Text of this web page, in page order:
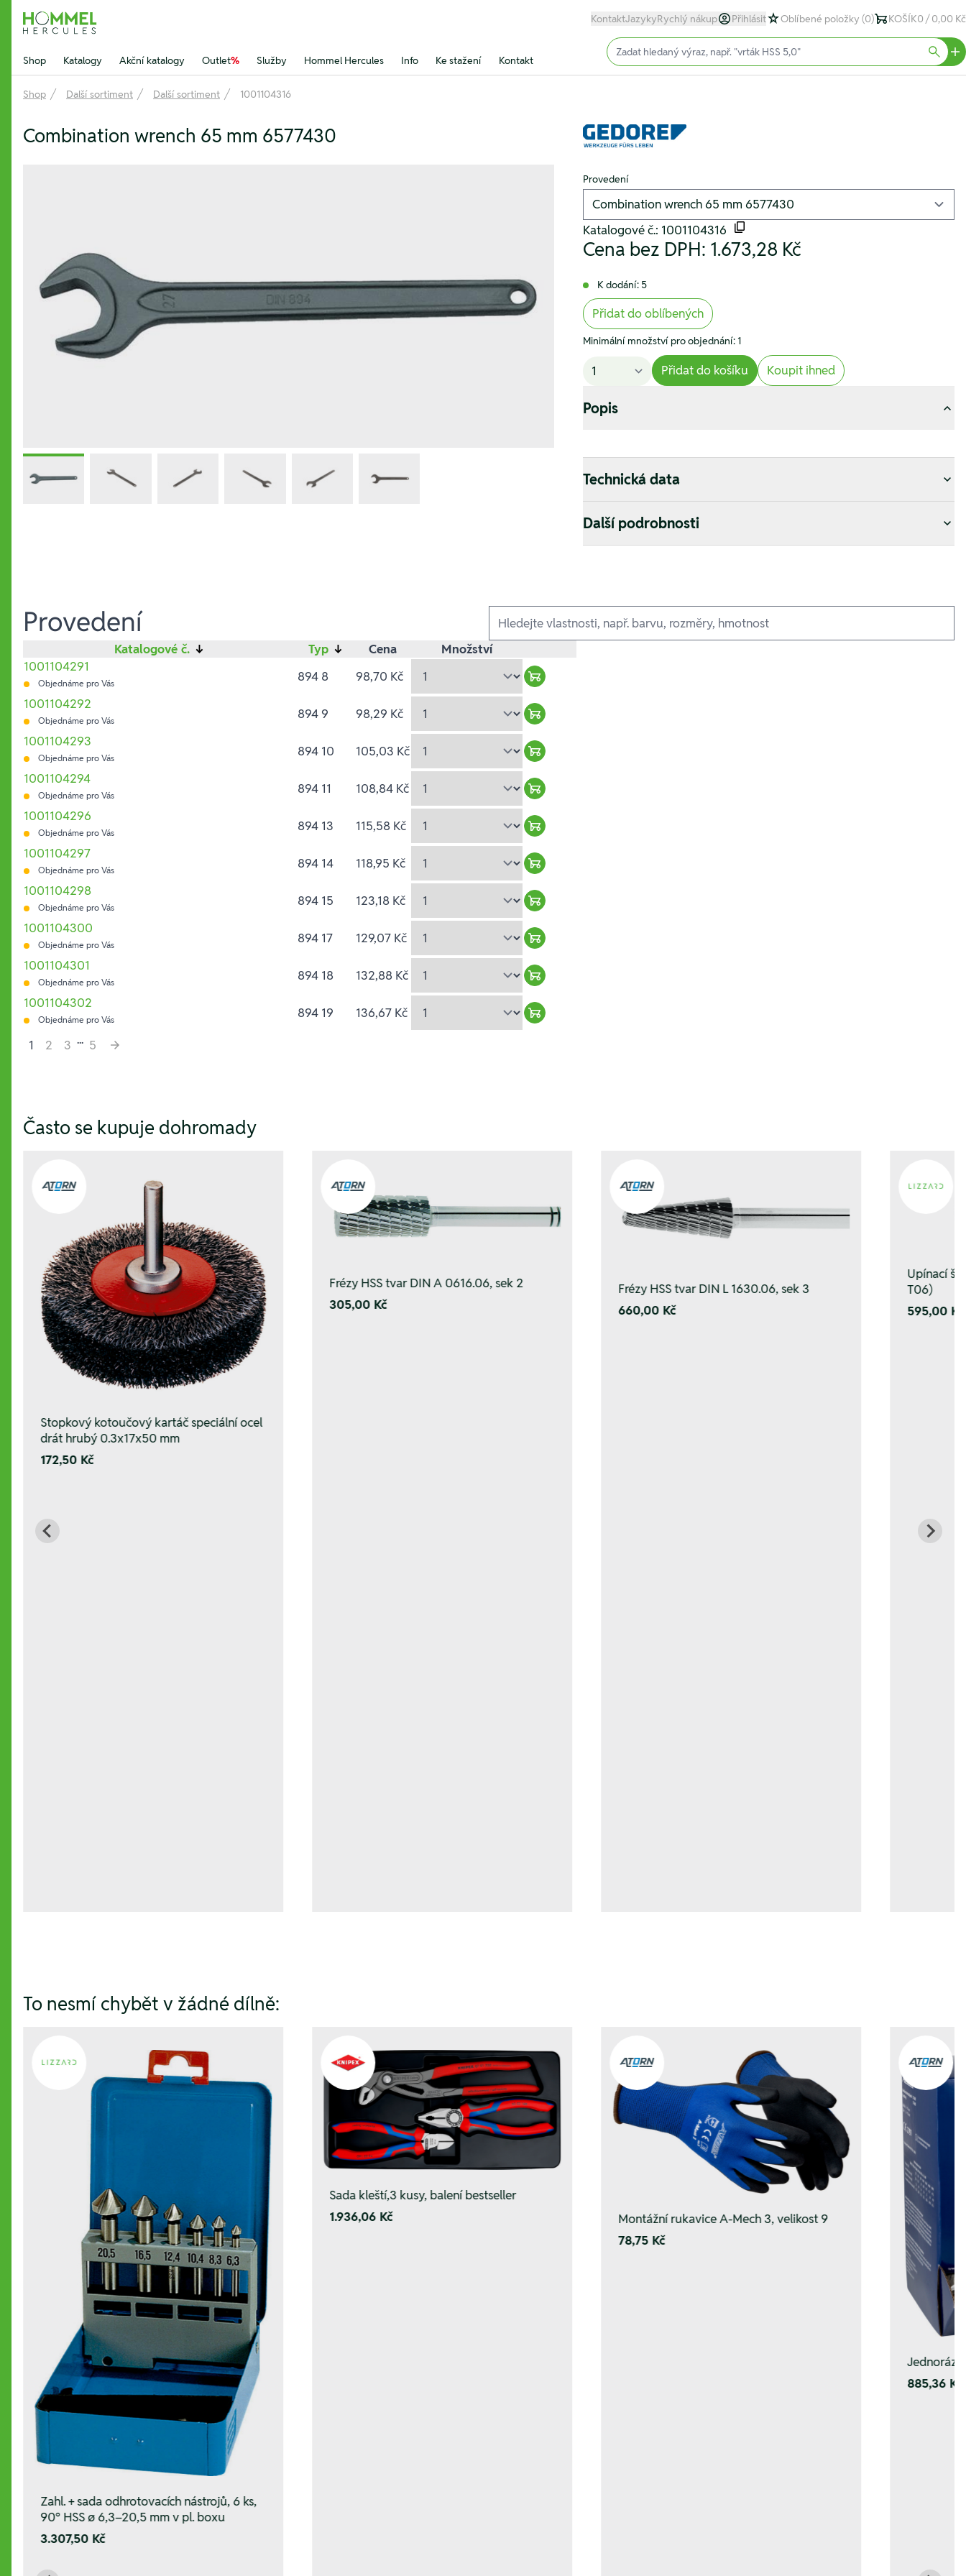
Hommel Hercules
KontaktJazykyRychlý nákup Přihlásit Oblíbené položky (0) KOŠÍK0 / 0,00 Kč
Shop Katalogy Akční katalogy Outlet% Služby Hommel Hercules Info Ke stažení Kontakt
Input (text)
Shop Další sortiment Další sortiment 1001104316
Combination wrench 65 mm 6577430
Provedení
Katalogové č.: 1001104316
Cena bez DPH: 1.673,28 Kč
K dodání: 5
Přidat do oblíbených
Minimální množství pro objednání: 1
Přidat do košíku Koupit ihned
Popis
Technická data
Další podrobnosti
Provedení Ausführungen
Katalogové č. ↓ Typ ↓ Cena
Množství
1001104291
Objednáme pro Vás 894 8 98,70 Kč
Warenkorb hinzufügen
1001104292
Objednáme pro Vás 894 9 98,29 Kč
Warenkorb hinzufügen
1001104293
Objednáme pro Vás 894 10 105,03 Kč
Warenkorb hinzufügen
1001104294
Objednáme pro Vás 894 11 108,84 Kč
Warenkorb hinzufügen
1001104296
Objednáme pro Vás 894 13 115,58 Kč
Warenkorb hinzufügen
1001104297
Objednáme pro Vás 894 14 118,95 Kč
Warenkorb hinzufügen
1001104298
Objednáme pro Vás 894 15 123,18 Kč
Warenkorb hinzufügen
1001104300
Objednáme pro Vás 894 17 129,07 Kč
Warenkorb hinzufügen
1001104301
Objednáme pro Vás 894 18 132,88 Kč
Warenkorb hinzufügen
1001104302
Objednáme pro Vás 894 19 136,67 Kč
Warenkorb hinzufügen
1
2 3 ... 5
Často se kupuje dohromady
Stopkový kotoučový kartáč speciální ocel
drát hrubý 0.3x17x50 mm
172,50 Kč
Frézy HSS tvar DIN A 0616.06, sek 2
305,00 Kč
Frézy HSS tvar DIN L 1630.06, sek 3
660,00 Kč
Upínací
T06)
595,00 Kč
To nesmí chybět v žádné dílně:
Zahl. + sada odhrotovacích nástrojů, 6 ks,
90° HSS ø 6,3–20,5 mm v pl. boxu
3.307,50 Kč
Sada kleští,3 kusy, balení bestseller
1.936,06 Kč
Montážní rukavice A-Mech 3, velikost 9
78,75 Kč
885,36 Kč